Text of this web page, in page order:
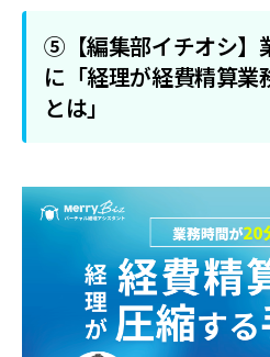
⑤【編集部イチオシ】
に「経理が経費精算業
とは」